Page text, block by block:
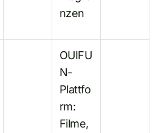
nzen
OUIFU
N-
Plattfo
rm:
Filme,